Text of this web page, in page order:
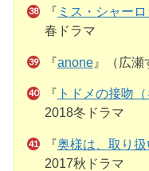
『 ミス・シャーロ
春ドラマ
『anone』（広瀬
『 トドメの接吻（
2018冬ドラマ
『奥様は、取り
2017秋ドラマ